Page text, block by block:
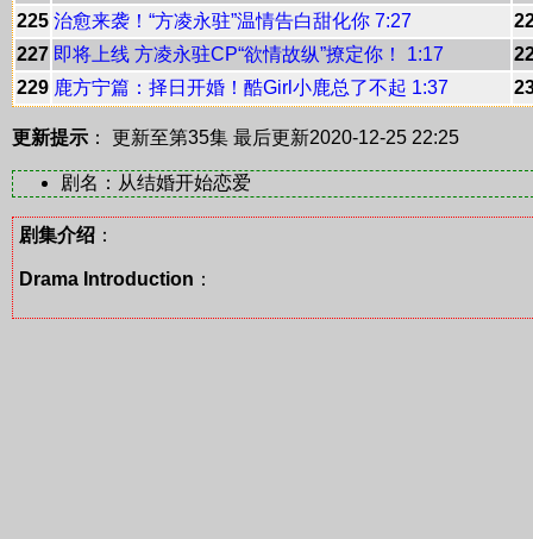
225 治愈来袭！“方凌永驻”温情告白甜化你 7:27
227 即将上线 方凌永驻CP“欲情故纵”撩定你！ 1:17
229 鹿方宁篇：择日开婚！酷Girl小鹿总了不起 1:37
更新提示 ： 更新至第35集 最后更新2020-12-25 22:25
剧名：从结婚开始恋爱
剧集介绍 ：
Drama Introduction ：